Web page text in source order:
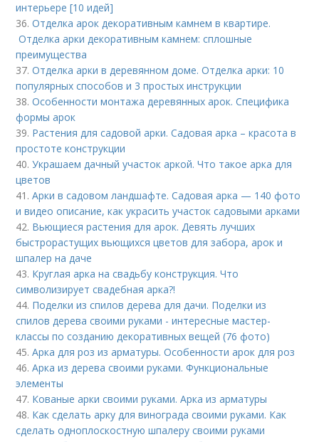
интерьере [10 идей]
36.Отделка арок декоративным камнем в квартире.
Отделка арки декоративным камнем: сплошные
преимущества
37.Отделка арки в деревянном доме. Отделка арки: 10
популярных способов и 3 простых инструкции
38.Особенности монтажа деревянных арок. Специфика
формы арок
39. Растения для садовой арки. Садовая арка – красота в
простоте конструкции
40.Украшаем дачный участок аркой. Что такое арка для
цветов
41.Арки в садовом ландшафте. Садовая арка — 140 фото
и видео описание, как украсить участок садовыми арками
42. Вьющиеся растения для арок. Девять лучших
быстрорастущих вьющихся цветов для забора, арок и
шпалер на даче
43. Круглая арка на свадьбу конструкция. Что
символизирует свадебная арка?!
44. Поделки из спилов дерева для дачи. Поделки из
спилов дерева своими руками - интересные мастер-
классы по созданию декоративных вещей (76 фото)
45.Арка для роз из арматуры. Особенности арок для роз
46.Арка из дерева своими руками. Функциональные
элементы
47. Кованые арки своими руками. Арка из арматуры
48. Как сделать арку для винограда своими руками. Как
сделать одноплоскостную шпалеру своими руками